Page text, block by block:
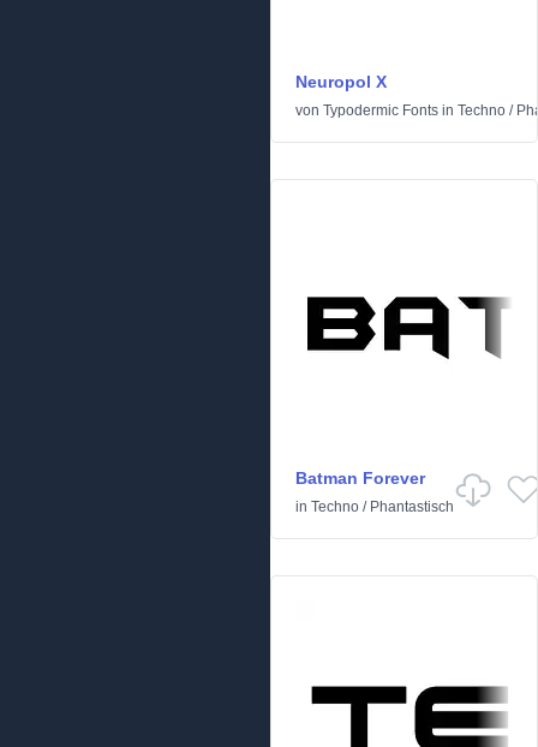
Neuropol X
von Typodermic Fonts in Techno /
Batman Forever
in Techno / Phantastisch